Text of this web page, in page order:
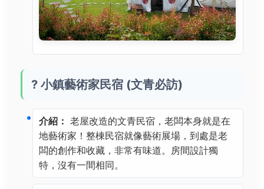
? 小鎮藝術家民宿 (文青必訪)
介紹： 老屋改造的文青民宿，老闆本身就是在
地藝術家！整棟民宿就像藝術展場，到處是老
闆的創作和收藏，非常有味道。房間設計獨
特，沒有一間相同。